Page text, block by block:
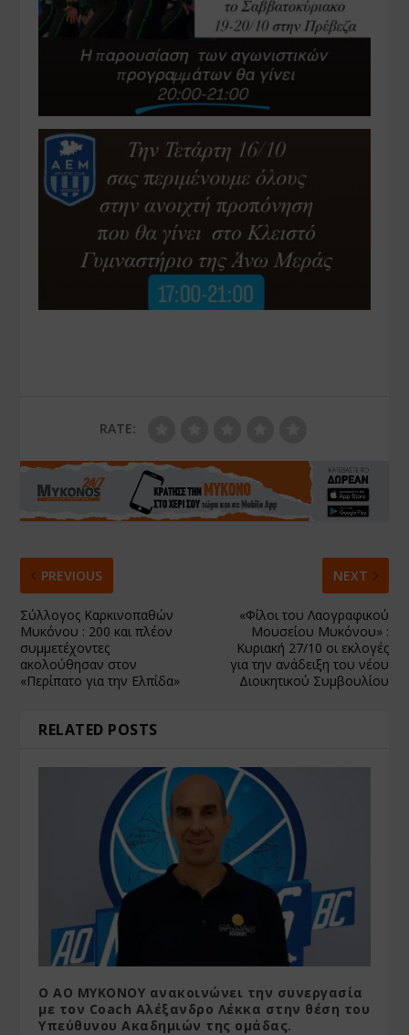
RATE:
PREVIOUS
Σύλλογος Καρκινοπαθών
Μυκόνου : 200 και πλέον
συμμετέχοντες
ακολούθησαν στον
«Περίπατο για την Ελπίδα»
NEXT
«Φίλοι του Λαογραφικού
Μουσείου Μυκόνου» :
Κυριακή 27/10 οι εκλογές
για την ανάδειξη του νέου
Διοικητικού Συμβουλίου
RELATED POSTS
O ΑΟ ΜΥΚΟΝΟΥ ανακοινώνει την συνεργασία
με τον Coach Αλέξανδρο Λέκκα στην θέση του
Υπεύθυνου Ακαδημιών της ομάδας.